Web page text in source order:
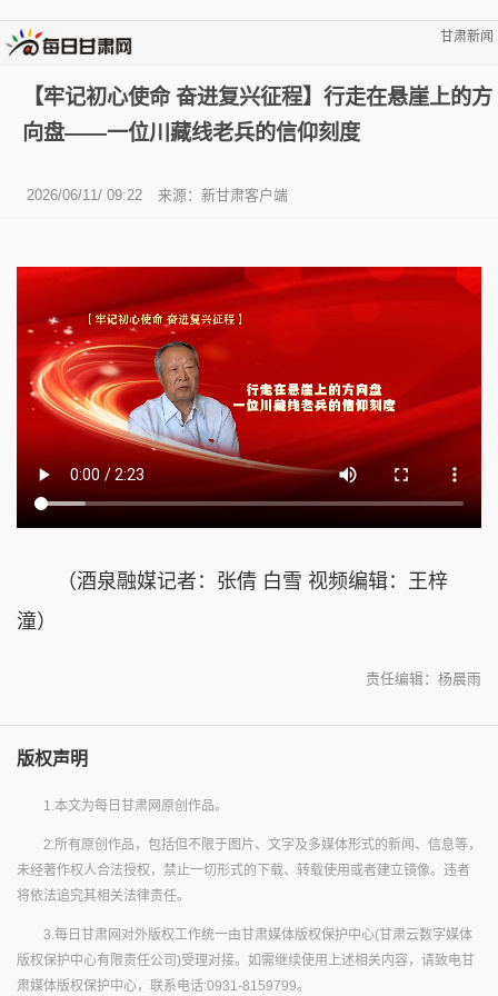
甘肃新闻
【牢记初心使命 奋进复兴征程】行走在悬崖上的方
向盘——一位川藏线老兵的信仰刻度
2026/06/11/ 09:22 来源：新甘肃客户端
（酒泉融媒记者：张倩 白雪 视频编辑：王梓
潼）
责任编辑：杨晨雨
版权声明
1.本文为每日甘肃网原创作品。
2.所有原创作品，包括但不限于图片、文字及多媒体形式的新闻、信息等，
未经著作权人合法授权，禁止一切形式的下载、转载使用或者建立镜像。违者
将依法追究其相关法律责任。
3.每日甘肃网对外版权工作统一由甘肃媒体版权保护中心(甘肃云数字媒体
版权保护中心有限责任公司)受理对接。如需继续使用上述相关内容，请致电甘
肃媒体版权保护中心，联系电话:0931-8159799。